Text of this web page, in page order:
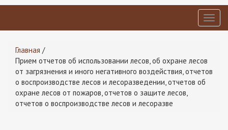
Вы
здесь
Главная /
Прием отчетов об использовании лесов, об охране лесов
от загрязнения и иного негативного воздействия, отчетов
о воспроизводстве лесов и лесоразведении, отчетов об
охране лесов от пожаров, отчетов о защите лесов,
отчетов о воспроизводстве лесов и лесоразве